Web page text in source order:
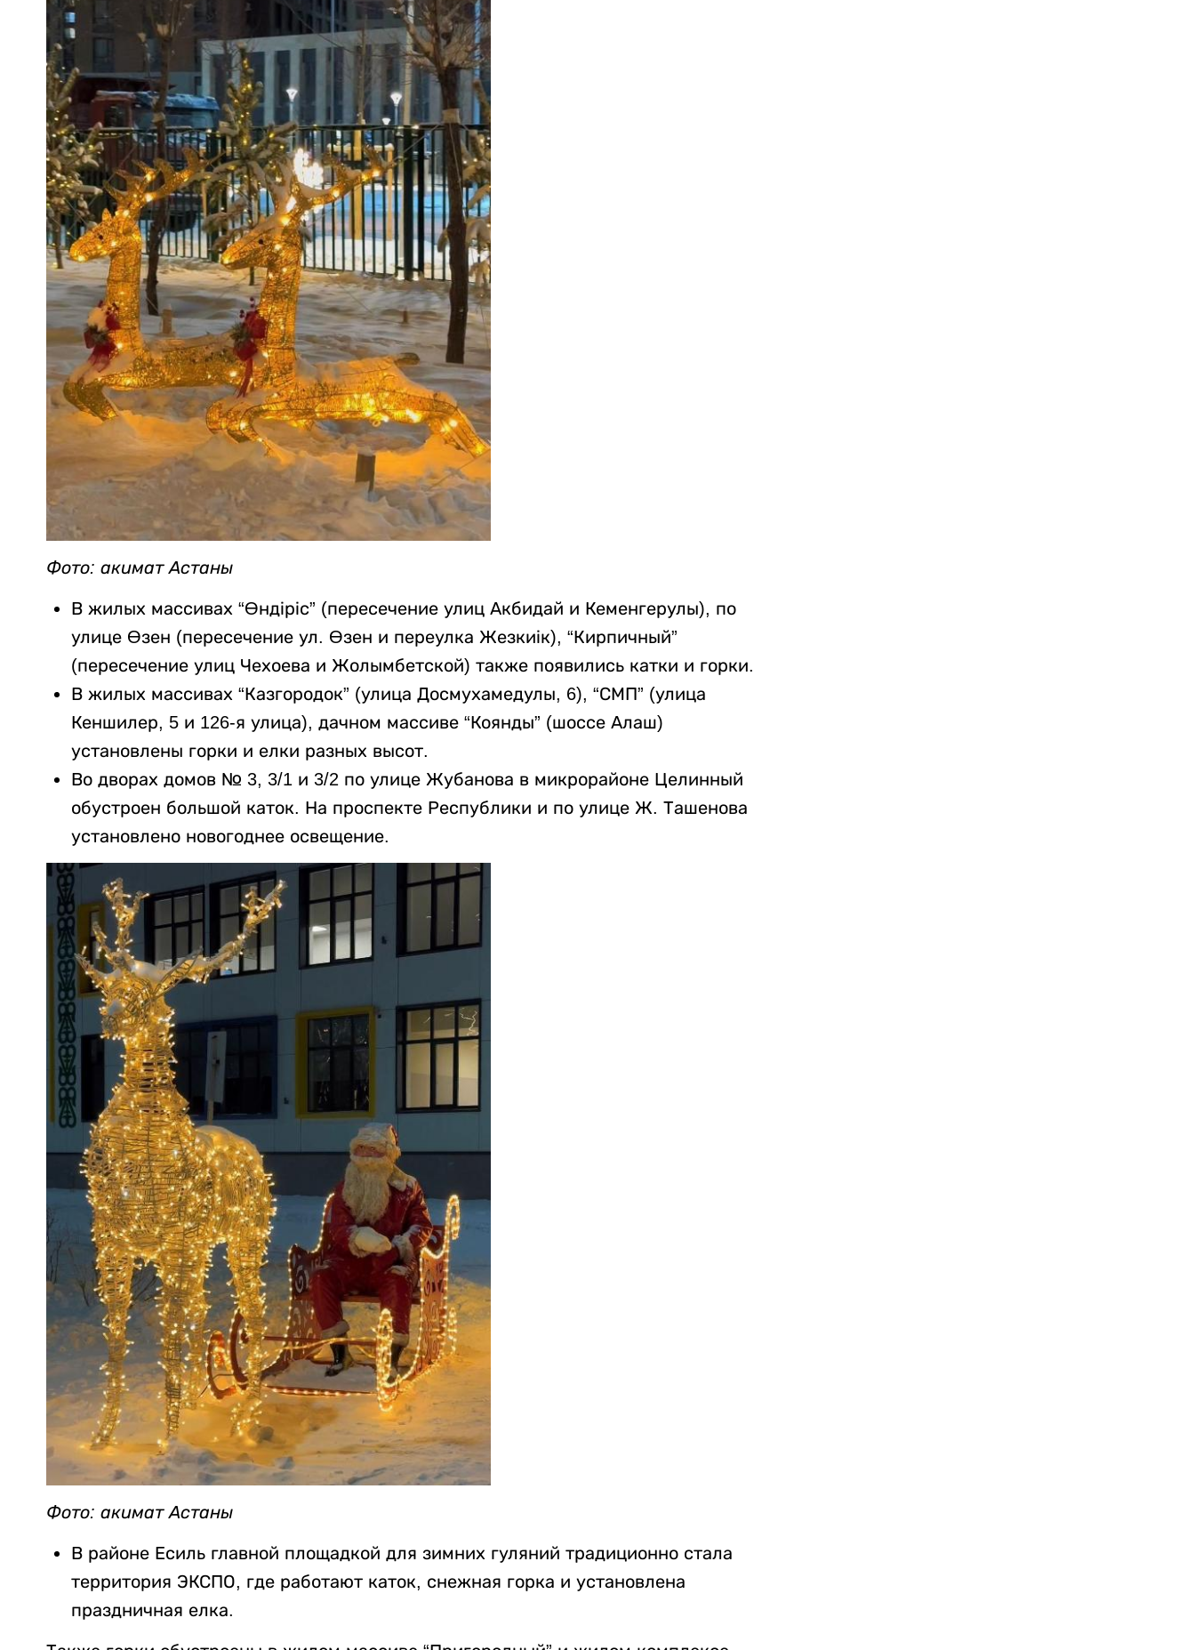
Фото: акимат Астаны
В жилых массивах “Өндіріс” (пересечение улиц Акбидай и Кеменгерулы), по
улице Өзен (пересечение ул. Өзен и переулка Жезкиік), “Кирпичный”
(пересечение улиц Чехоева и Жолымбетской) также появились катки и горки.
В жилых массивах “Казгородок” (улица Досмухамедулы, 6), “СМП” (улица
Кеншилер, 5 и 126-я улица), дачном массиве “Коянды” (шоссе Алаш)
установлены горки и елки разных высот.
Во дворах домов № 3, 3/1 и 3/2 по улице Жубанова в микрорайоне Целинный
обустроен большой каток. На проспекте Республики и по улице Ж. Ташенова
установлено новогоднее освещение.
Фото: акимат Астаны
В районе Есиль главной площадкой для зимних гуляний традиционно стала
территория ЭКСПО, где работают каток, снежная горка и установлена
праздничная елка.